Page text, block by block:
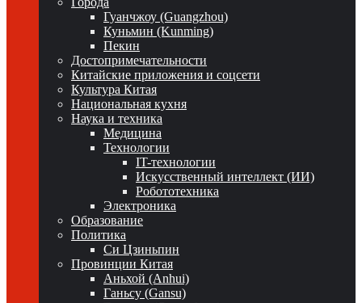
Гуанчжоу (Guangzhou)
Куньмин (Kunming)
Пекин
Достопримечательности
Китайские приложения и соцсети
Культура Китая
Национальная кухня
Наука и техника
Медицина
Технологии
IT-технологии
Искусственный интеллект (ИИ)
Робототехника
Электроника
Образование
Политика
Си Цзиньпин
Провинции Китая
Аньхой (Anhui)
Ганьсу (Gansu)